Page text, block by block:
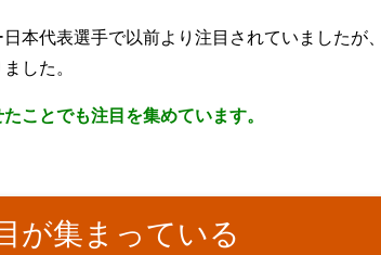
本代表選手で以前より注目されていましたが
した。
ことでも注目を集めています。
が集まっている